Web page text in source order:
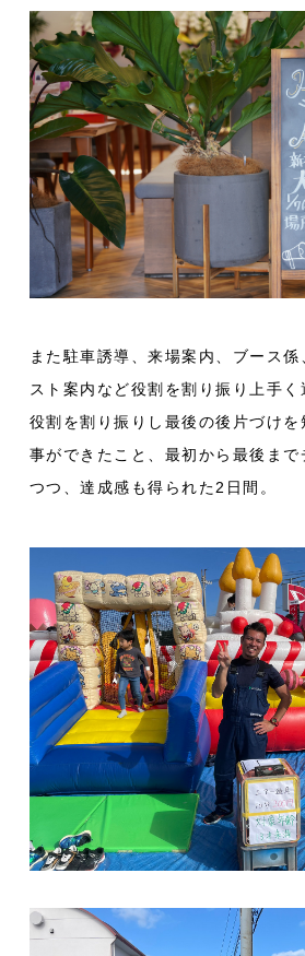
また駐車誘導、来場案内、ブース係
スト案内など役割を割り振り上手
役割を割り振りし最後の後片づけ
事ができたこと、最初から最後まで
つつ、達成感も得られた2日間。